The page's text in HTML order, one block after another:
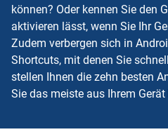
können? Oder kennen Sie den
aktivieren lässt, wenn Sie Ihr
Zudem verbergen sich in
Shortcuts, mit denen Sie
stellen Ihnen die zehn besten
Sie das meiste aus Ihrem